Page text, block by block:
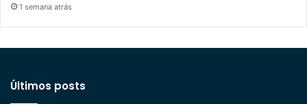
1 semana atrás
Últimos posts